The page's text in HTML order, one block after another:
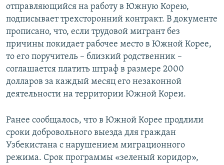
отправляющийся на работу в Южную Корею,
подписывает трехсторонний контракт. В документе
прописано, что, если трудовой мигрант без
причины покидает рабочее место в Южной Корее,
то его поручитель – близкий родственник –
соглашается платить штраф в размере 2000
долларов за каждый месяц его незаконной
деятельности на территории Южной Кореи.
Ранее сообщалось, что в Южной Корее продлили
сроки добровольного выезда для граждан
Узбекистана с нарушением миграционного
режима. Срок программы «зеленый коридор»,